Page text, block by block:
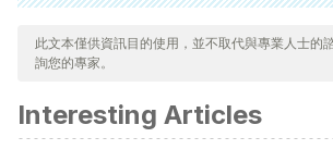
effect of fermented yogurt on the
2005;33(2):122-125. doi:10.1016/
Yoo JY., Kim SS., Probiotics and
此文本僅供資訊目的使用，並不取代與專業人士的
詢您的專家。
Interesting Articles